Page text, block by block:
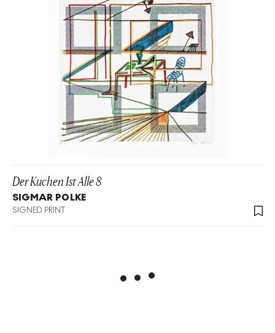
Der Kuchen Ist Alle 8
SIGMAR POLKE
SIGNED PRINT